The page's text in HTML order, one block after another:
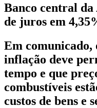
Banco central
de juros em
Em comunicado,
inflação deve
tempo e que
combustíveis
custos de bens e